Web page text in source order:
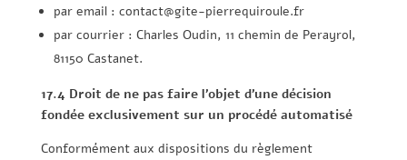
par email : contact@gite-pierrequiroule.fr
par courrier : Charles Oudin, 11 chemin de Perayrol,
81150 Castanet.
17.4 Droit de ne pas faire l’objet d’une décision
fondée exclusivement sur un procédé automatisé
Conformément aux dispositions du règlement